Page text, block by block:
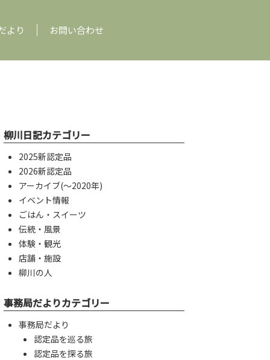
より お問い合わせ
柳川日記カテゴリー
2025新認定品
2026新認定品
アーカイブ(〜2020年)
イベント情報
ごはん・スイーツ
伝統・風景
体験・観光
店舗・施設
柳川の人
事務局だよりカテゴリー
事務局だより
認定品を巡る旅
認定品を探る旅